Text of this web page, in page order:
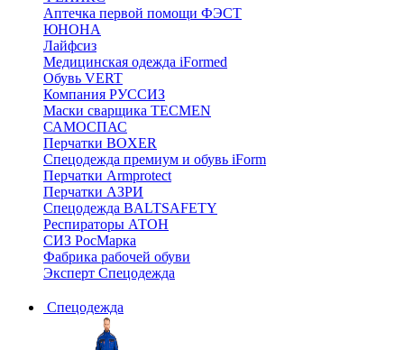
Аптечка первой помощи ФЭСТ
ЮНОНА
Лайфсиз
Медицинская одежда iFormed
Обувь VERT
Компания РУССИЗ
Маски сварщика TECMEN
САМОСПАС
Перчатки BOXER
Спецодежда премиум и обувь iForm
Перчатки Armprotect
Перчатки АЗРИ
Спецодежда BALTSAFETY
Респираторы АТОН
СИЗ РосМарка
Фабрика рабочей обуви
Эксперт Спецодежда
Спецодежда